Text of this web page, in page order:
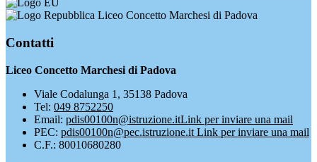
Liceo Concetto Marchesi di Padova
Contatti
Liceo Concetto Marchesi di Padova
Viale Codalunga 1, 35138 Padova
Tel: 049 8752250
Email: pdis00100n@istruzione.itLink per inviare una mail
PEC: pdis00100n@pec.istruzione.it Link per inviare una mail
C.F.: 80010680280